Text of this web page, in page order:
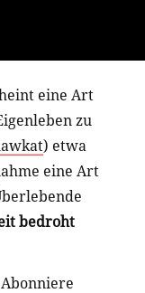
eine Art
zu
) etwa
eine Art
bedroht